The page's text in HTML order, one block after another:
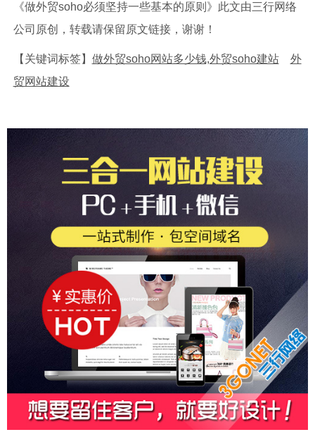
《做外贸soho必须坚持一些基本的原则》此文由三行网络
公司原创，转载请保留原文链接，谢谢！
【关键词标签】 做外贸soho网站多少钱,外贸soho建站
外
贸网站建设